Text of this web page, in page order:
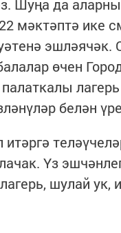
Шуңа да
мәктәптә ике
эшләячәк.
өчен
белән
Үз
шулай